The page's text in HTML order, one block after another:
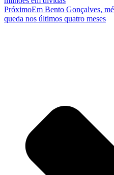
PróximoEm Bento Gonçalves,
queda nos últimos quatro meses